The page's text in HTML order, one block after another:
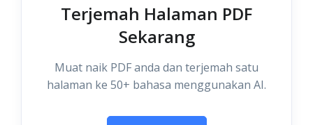
Terjemah Halaman PDF
Sekarang
Muat naik PDF anda dan terjemah satu
halaman ke 50+ bahasa menggunakan AI.